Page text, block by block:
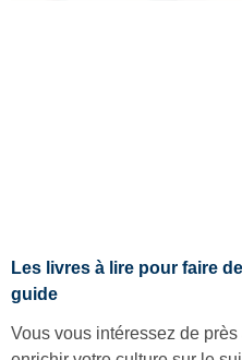
Les livres à lire pour faire
guide
Vous vous intéressez de près